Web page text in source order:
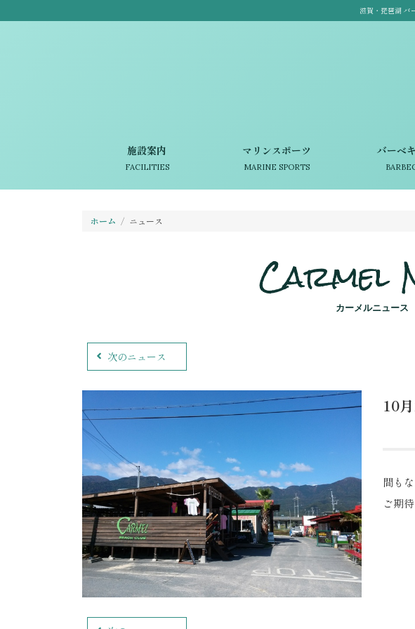
滋賀・琵琶湖 バ
施設案内
FACILITIES
マリンスポーツ
MARINE SPORTS
バーベ
ホーム ニュース
Carmel
カーメルニュース
次のニュース
10
間も
ご期